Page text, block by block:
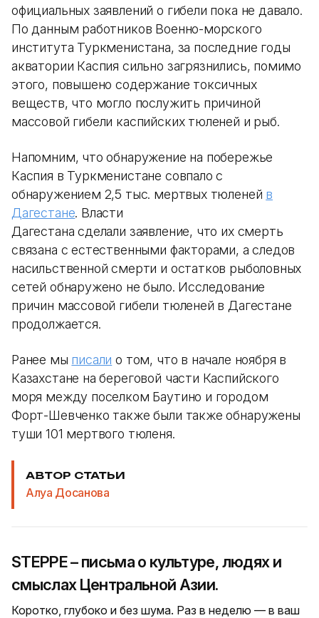
официальных заявлений о гибели пока не давало.
По данным работников Военно-морского
института Туркменистана, за последние годы
акватории Каспия сильно загрязнились, помимо
этого, повышено содержание токсичных
веществ, что могло послужить причиной
массовой гибели каспийских тюленей и рыб.
Напомним, что обнаружение на побережье
Каспия в Туркменистане совпало с
обнаружением 2,5 тыс. мертвых тюленей в
Дагестане. Власти
Дагестана сделали заявление, что их смерть
связана с естественными факторами, а следов
насильственной смерти и остатков рыболовных
сетей обнаружено не было. Исследование
причин массовой гибели тюленей в Дагестане
продолжается.
Ранее мы писали о том, что в начале ноября в
Казахстане на береговой части Каспийского
моря между поселком Баутино и городом
Форт-Шевченко также были также обнаружены
туши 101 мертвого тюленя.
АВТОР СТАТЬИ
Алуа Досанова
STEPPE – письма о культуре, людях и
смыслах Центральной Азии.
Коротко, глубоко и без шума. Раз в неделю — в ваш